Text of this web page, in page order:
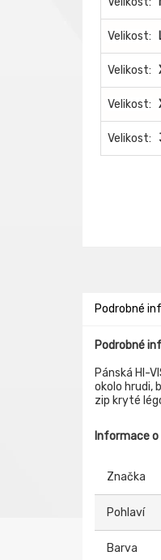
Velikost:
Velikost:
Velikost:
Velikost:
Podrobné
Podrobné
Pánská HI-
okolo hrudi,
zip kryté
Informace
Značka
Pohlaví
Barva